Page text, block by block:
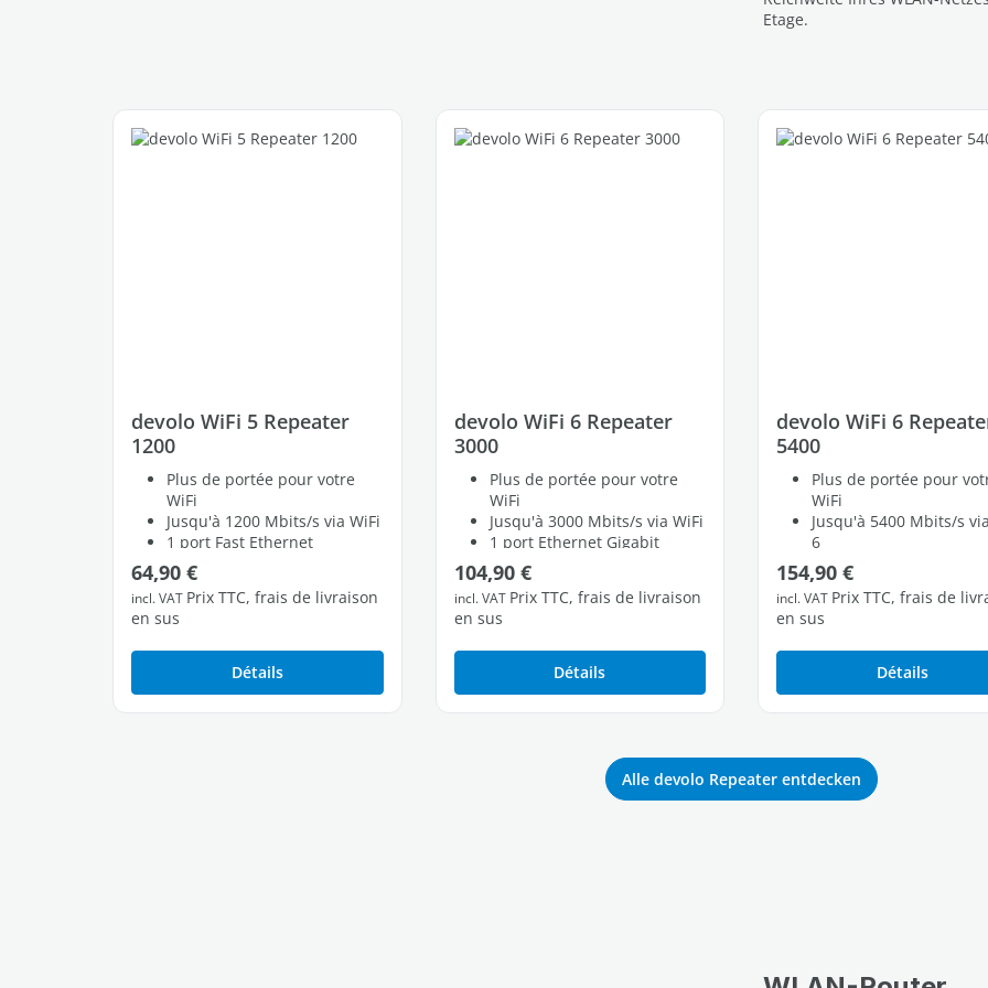
Etage.
Ignorer la galerie de produits
devolo WiFi 5 Repeater
1200
Plus de portée pour votre
WiFi
Jusqu'à 1200 Mbits/s via WiFi
1 port Fast Ethernet
Prix régulier :
64,90 €
incl. VAT Prix TTC, frais de livraison
en sus
Détails
devolo WiFi 6 Repeater
3000
Plus de portée pour votre
WiFi
Jusqu'à 3000 Mbits/s via WiFi
1 port Ethernet Gigabit
Prix régulier :
104,90 €
incl. VAT Prix TTC, frais de livraison
en sus
Détails
devolo WiFi 6
5400
Plus de portée pour
WiFi
Jusqu'à 5400 Mbits/s
6
2 ports Ethernet Gigabit
Prix régulier :
154,90 €
incl. VAT Prix TTC, frais de
en sus
Détails
Alle devolo Repeater entdecken